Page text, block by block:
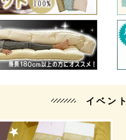
イベント